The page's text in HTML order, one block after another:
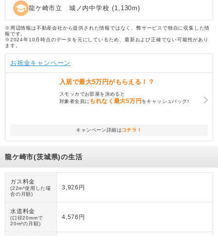
school 龍ケ崎市立 城ノ内中学校 (1,130m)
※周辺情報は不動産会社から提供された情報ではなく、弊サービスで独自に収集した情
報です。
※2024年10月時点のデータを元にしているため、最新および正確でない可能性があり
ます。
お祝金キャンペーン
入居で最大5万円がもらえる！？
スモッカでお部屋を決めると
対象者全員に もれなく最大5万円 をキャッシュバック!
キャンペーン詳細はコチラ！
龍ケ崎市(茨城県)の生活
ガス料金
(22m³使用した場
合の月額)
3,926円
水道料金
(口径20mmで
20m³の月額)
4,576円